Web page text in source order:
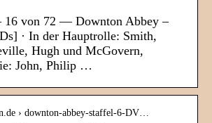
16 von 72 — Downton Abbey –
· In der Hauptrolle: Smith,
Hugh und McGovern,
John, Philip …
› downton-abbey-staffel-6-DV…